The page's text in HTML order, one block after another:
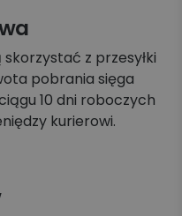
z przesyłki
pobrania sięga
10 dni roboczych
kurierowi.